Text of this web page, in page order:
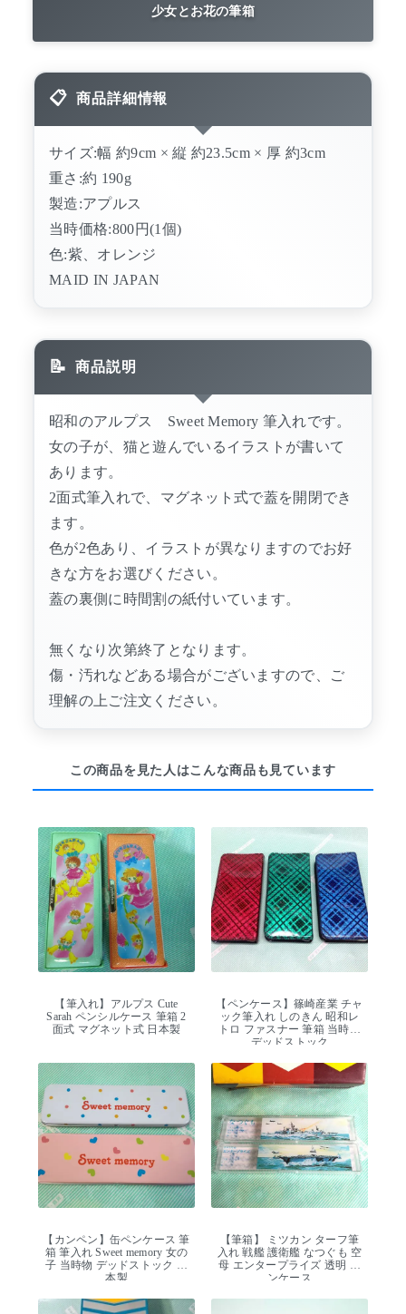
少女とお花の筆箱
商品詳細情報
サイズ:幅 約9cm × 縦 約23.5cm × 厚 約3cm
重さ:約 190g
製造:アプルス
当時価格:800円(1個)
色:紫、オレンジ
MAID IN JAPAN
商品説明
昭和のアルプス Sweet Memory 筆入れです。
女の子が、猫と遊んでいるイラストが書いて
あります。
2面式筆入れで、マグネット式で蓋を開閉でき
ます。
色が2色あり、イラストが異なりますのでお好
きな方をお選びください。
蓋の裏側に時間割の紙付いています。
無くなり次第終了となります。
傷・汚れなどある場合がございますので、ご
理解の上ご注文ください。
この商品を見た人はこんな商品も見ています
【筆入れ】アルプス Cute
Sarah ペンシルケース 筆箱 2
面式 マグネット式 日本製
【ペンケース】篠崎産業 チャ
ック筆入れ しのきん 昭和レ
トロ ファスナー 筆箱 当時物
デッドストック
【カンペン】缶ペンケース 筆
箱 筆入れ Sweet memory 女の
子 当時物 デッドストック 日
本製
【筆箱】 ミツカン ターフ筆
入れ 戦艦 護衛艦 なつぐも 空
母 エンタープライズ 透明 ペ
ンケース